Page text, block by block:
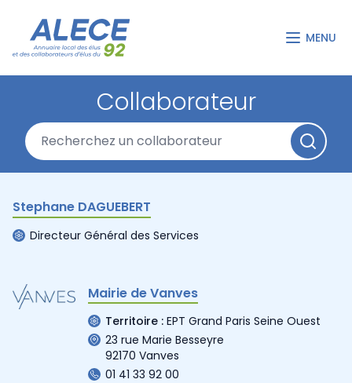
MENU
Collaborateur
Stephane DAGUEBERT
Directeur Général des Services
Mairie de Vanves
Territoire : EPT Grand Paris Seine Ouest
23 rue Marie Besseyre
92170 Vanves
01 41 33 92 00